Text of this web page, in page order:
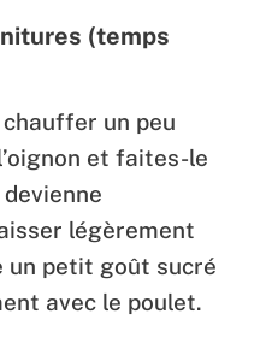
(temps
un peu
et faites-le
devienne
légèrement
un petit goût sucré
avec le poulet.